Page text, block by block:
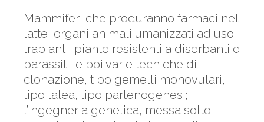
Mammiferi che produranno farmaci nel
latte, organi animali umanizzati ad uso
trapianti, piante resistenti a diserbanti e
parassiti, e poi varie tecniche di
clonazione, tipo gemelli monovulari,
tipo talea, tipo partenogenesi;
l’ingegneria genetica, messa sotto